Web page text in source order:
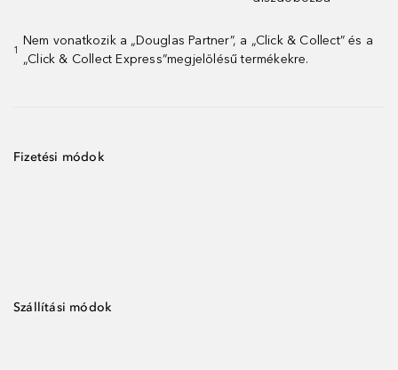
1
Nem vonatkozik a „Douglas Partner”, a „Click & Collect” és a
„Click & Collect Express”megjelölésű termékekre.
Fizetési módok
Szállítási módok